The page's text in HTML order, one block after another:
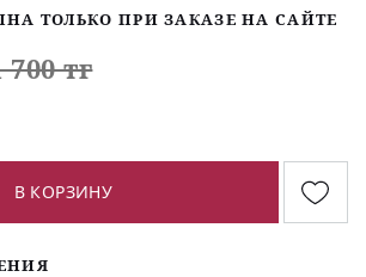
ТОЛЬКО ПРИ ЗАКАЗЕ НА САЙТЕ
700 тг
В КОРЗИНУ